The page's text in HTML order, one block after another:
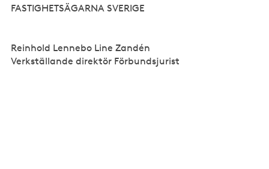
FASTIGHETSÄGARNA SVERIGE
Reinhold Lennebo Line Zandén
Verkställande direktör Förbundsjurist